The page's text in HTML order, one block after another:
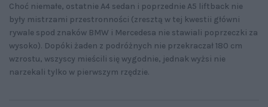
Choć niemałe, ostatnie A4 sedan i poprzednie A5 liftback nie
były mistrzami przestronności (zresztą w tej kwestii główni
rywale spod znaków BMW i Mercedesa nie stawiali poprzeczki za
wysoko). Dopóki żaden z podróżnych nie przekraczał 180 cm
wzrostu, wszyscy mieścili się wygodnie, jednak wyżsi nie
narzekali tylko w pierwszym rzędzie.